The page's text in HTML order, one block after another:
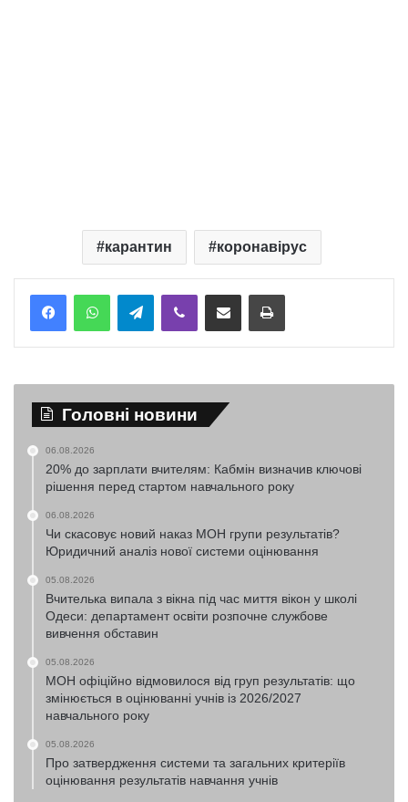
карантин коронавірус
TelegramViber Надіслати електронною поштоюНадрукувати
Головні новини
06.08.2026
20% до зарплати вчителям: Кабмін визначив ключові
рішення перед стартом навчального року
06.08.2026
Чи скасовує новий наказ МОН групи результатів?
Юридичний аналіз нової системи оцінювання
05.08.2026
Вчителька випала з вікна під час миття вікон у школі
Одеси: департамент освіти розпочне службове
вивчення обставин
05.08.2026
МОН офіційно відмовилося від груп результатів: що
змінюється в оцінюванні учнів із 2026/2027
навчального року
05.08.2026
Про затвердження системи та загальних критеріїв
оцінювання результатів навчання учнів